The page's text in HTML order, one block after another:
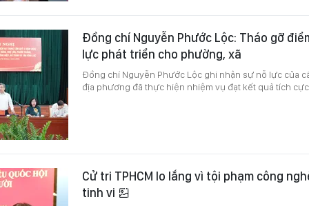
Đồng chí Nguyễn Phước Lộc: Tháo gỡ
lực phát triển cho phường, xã
Đồng chí Nguyễn Phước Lộc ghi nhận sự nỗ lực của
địa phương đã thực hiện nhiệm vụ đạt kết quả tích
Cử tri TPHCM lo lắng vì tội phạm công
tinh vi